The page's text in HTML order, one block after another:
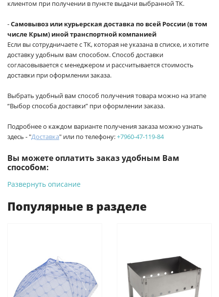
клиентом при получении в пункте выдачи выбранной ТК.
-Самовывоз или курьерская доставка по всей России (в том
числе Крым) иной транспортной компанией
Если вы сотрудничаете с ТК, которая не указана в списке, и хотите
доставку удобным вам способом. Способ доставки
согласовывается с менеджером и рассчитывается стоимость
доставки при оформлении заказа.
Выбрать удобный вам способ получения товара можно на этапе
“Выбор способа доставки” при оформлении заказа.
Подробнее о каждом варианте получения заказа можно узнать
здесь - "Доставка" или по телефону:+7960-47-119-84
Вы можете оплатить заказ удобным Вам
способом:
-Банковской картой на сайте ProffЭлектро. Данный вид
Для юридических лиц: переводом на расчетный счет при
онлайн оплате заказа на сайте.
Подробнее о способах оплаты можно узнать здесь - "Оплата"
Развернуть описание
Популярные в разделе